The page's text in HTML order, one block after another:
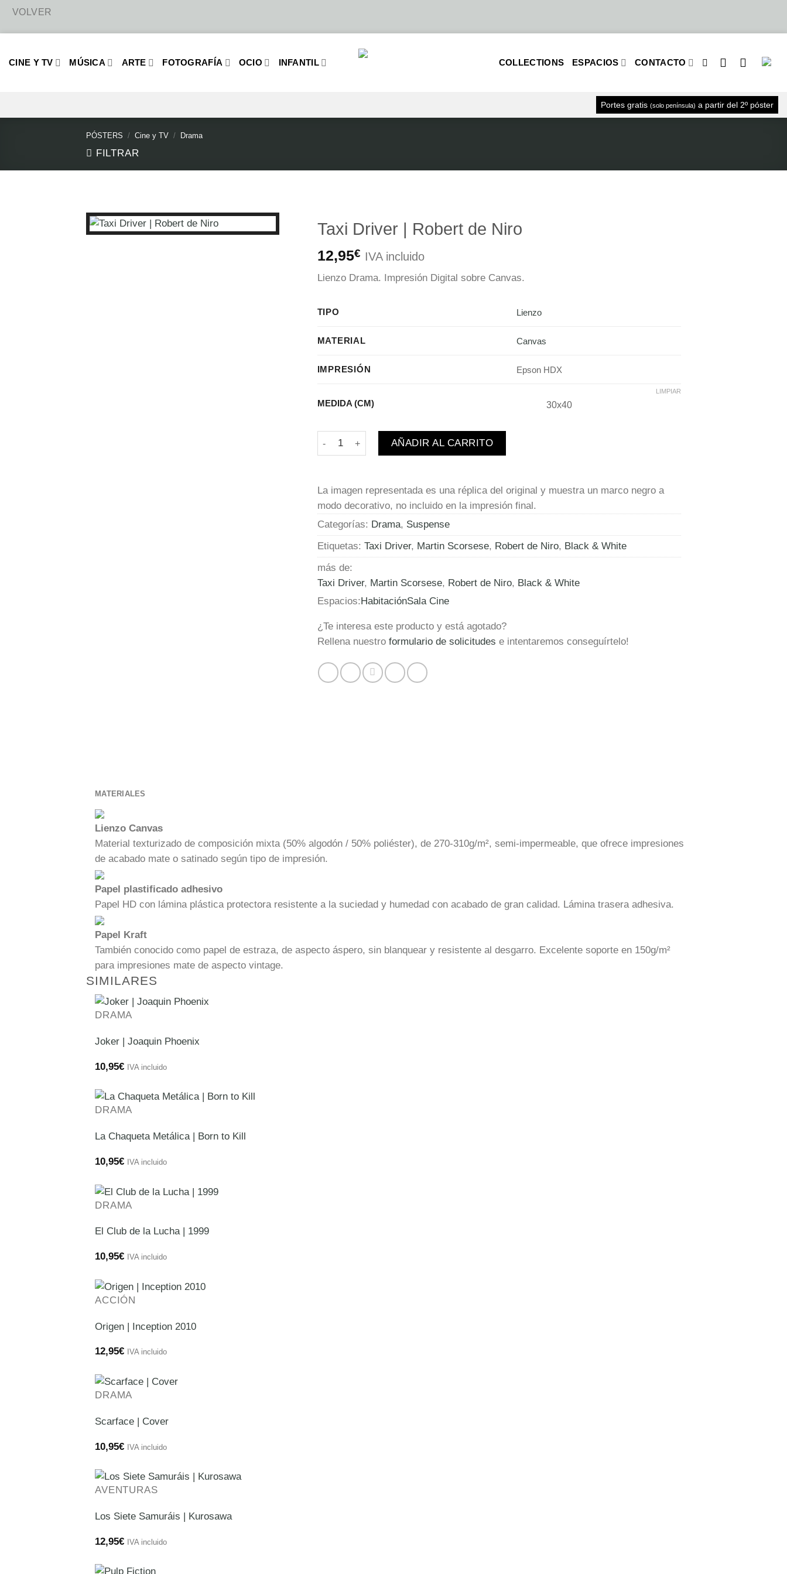
CINE Y TV MÚSICA ARTE FOTOGRAFÍA OCIO INFANTIL COLLECTIONS ESPACIOS CONTACTO
Portes gratis (solo península) a partir del 2º póster
PÓSTERS / Cine y TV / Drama
FILTRAR
Taxi Driver | Robert de Niro
12,95€ IVA incluido
LienzoDrama. ImpresiónDigital sobre Canvas.
TIPO Lienzo
MATERIAL Canvas
IMPRESIÓN Epson HDX
MEDIDA (CM) 30x40
LIMPIAR
Taxi Driver | Robert de Niro cantidad
AÑADIR AL CARRITO
La imagen representada es una réplica del original y muestra un marco negro a
modo decorativo, no incluido en la impresión final.
Categorías: Drama, Suspense
Etiquetas: Taxi Driver, Martin Scorsese, Robert de Niro, Black & White
más de:
Taxi Driver, Martin Scorsese, Robert de Niro, Black & White
Espacios: HabitaciónSala Cine
¿Te interesa este producto y está agotado?
Rellena nuestro formulario de solicitudes e intentaremos conseguírtelo!
MATERIALES
Lienzo Canvas
Material texturizado de composición mixta (50% algodón / 50% poliéster), de 270-310g/m², semi-impermeable, que ofrece impresiones
de acabado mate o satinado según tipo de impresión.
Papel plastificado adhesivo
Papel HD con lámina plástica protectora resistente a la suciedad y humedad con acabado de gran calidad. Lámina trasera adhesiva.
Papel Kraft
También conocido como papel de estraza, de aspecto áspero, sin blanquear y resistente al desgarro. Excelente soporte en 150g/m²
para impresiones mate de aspecto vintage.
SIMILARES
DRAMA
Joker | Joaquin Phoenix
10,95€ IVA incluido
DRAMA
La Chaqueta Metálica | Born to Kill
10,95€ IVA incluido
DRAMA
El Club de la Lucha | 1999
10,95€ IVA incluido
ACCIÓN
Origen | Inception 2010
12,95€ IVA incluido
DRAMA
Scarface | Cover
10,95€ IVA incluido
AVENTURAS
Los Siete Samuráis | Kurosawa
12,95€ IVA incluido